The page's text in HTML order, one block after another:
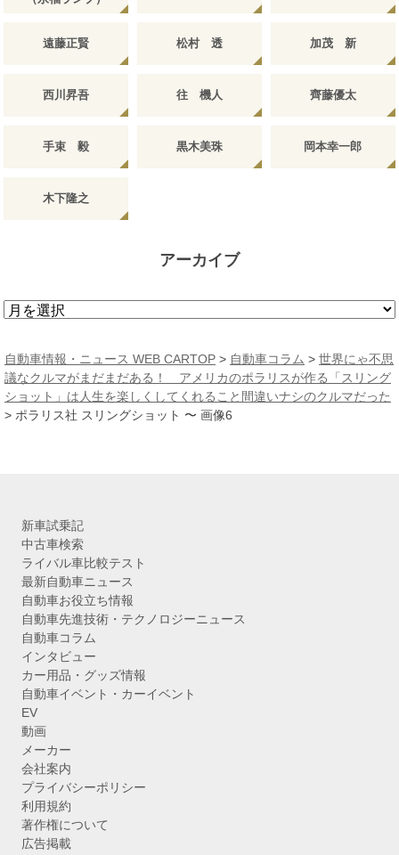
遠藤正賢 松村 透 加茂 新
西川昇吾 往 機人 齊藤優太
手束 毅 黒木美珠 岡本幸一郎
木下隆之
アーカイブ
ア
カ
イ
ブ
自動車情報・ニュース WEB CARTOP > 自動車コラム > 世界にゃ不思
議なクルマがまだまだある！ アメリカのポラリスが作る「スリング
ショット」は人生を楽しくしてくれること間違いナシのクルマだった
> ポラリス社 スリングショット 〜 画像6
新車試乗記
中古車検索
ライバル車比較テスト
最新自動車ニュース
自動車お役立ち情報
自動車先進技術・テクノロジーニュース
自動車コラム
インタビュー
カー用品・グッズ情報
自動車イベント・カーイベント
EV
動画
メーカー
会社案内
プライバシーポリシー
利用規約
著作権について
広告掲載